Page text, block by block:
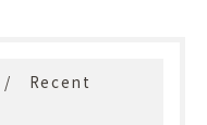
Recent